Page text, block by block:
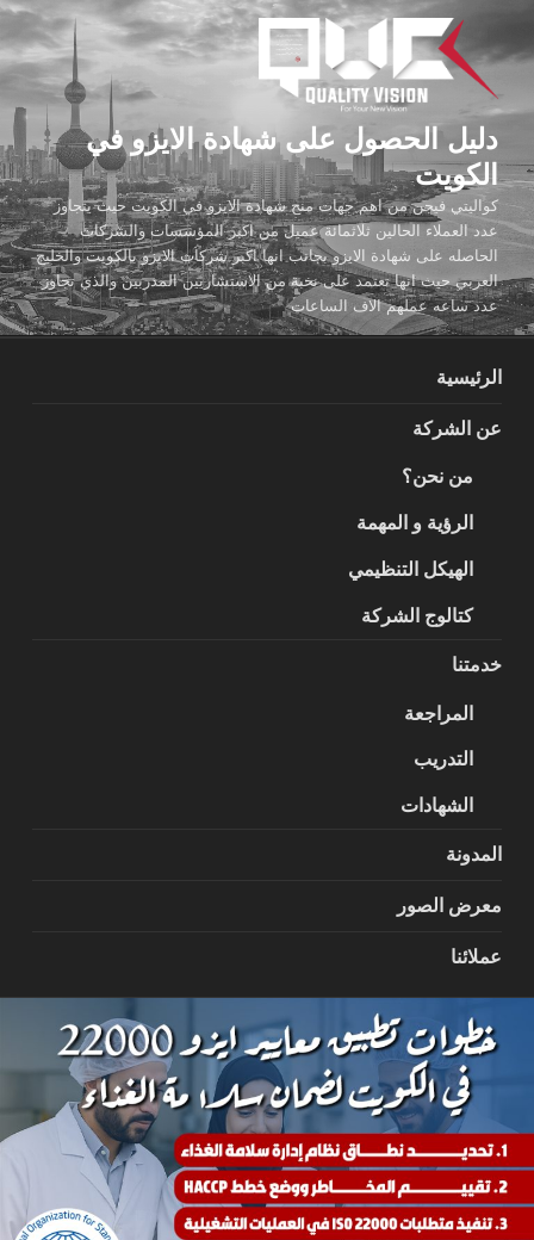
المحتوى
دليل الحصول على شهادة الايزو في
الكويت
كواليتي فيجن من اهم جهات منح شهادة الايزو في الكويت حيث يتجاوز
عدد العملاء الحالين ثلاثمائة عميل من اكبر المؤسسات والشركات
الحاصله على شهادة الايزو بجانب انها اكبر شركات الايزو بالكويت والخليج
العربي حيث انها تعتمد على نخبة من الاستشاريين المدربين والذي تجاوز
عدد ساعه عملهم الاف الساعات
الرئيسية
عن الشركة
من نحن؟
الرؤية و المهمة
الهيكل التنظيمي
كتالوج الشركة
خدمتنا
المراجعة
التدريب
الشهادات
المدونة
معرض الصور
عملائنا